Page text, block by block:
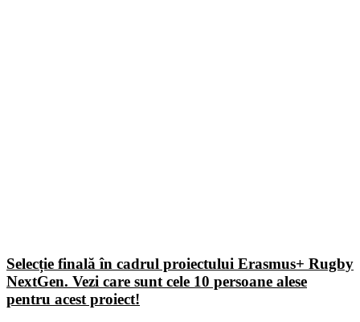
Selecție finală în cadrul proiectului Erasmus+ Rugby
NextGen. Vezi care sunt cele 10 persoane alese
pentru acest proiect!